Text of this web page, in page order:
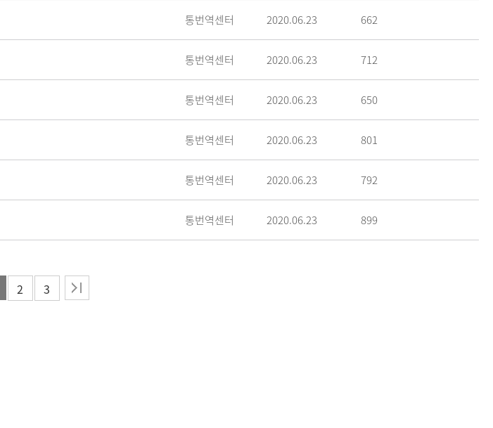
통번역센터 2020.06.23 662
통번역센터 2020.06.23 712
통번역센터 2020.06.23 650
통번역센터 2020.06.23 801
통번역센터 2020.06.23 792
통번역센터 2020.06.23 899
2 3